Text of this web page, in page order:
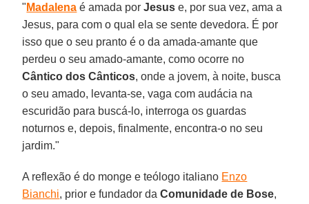
" Madalena é amada porJesus e, por sua vez, ama a
Jesus, para com o qual ela se sente devedora. É por
isso que o seu pranto é o da amada-amante que
perdeu o seu amado-amante, como ocorre no
Cântico dos Cânticos, onde a jovem, à noite, busca
o seu amado, levanta-se, vaga com audácia na
escuridão para buscá-lo, interroga os guardas
noturnos e, depois, finalmente, encontra-o no seu
jardim."
A reflexão é do monge e teólogo italiano Enzo
Bianchi, prior e fundador daComunidade de Bose,